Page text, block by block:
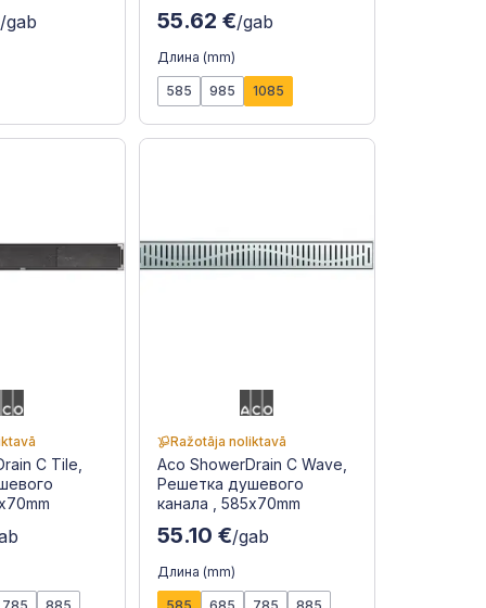
/gab 55.62 €/gab
Длина (mm)
585 985 1085
C Tile,
Ražotāja noliktavā
Aco ShowerDrain C Wave,
Решетка душевого
канала , 585x70mm
55.10 €/gab
Длина (mm)